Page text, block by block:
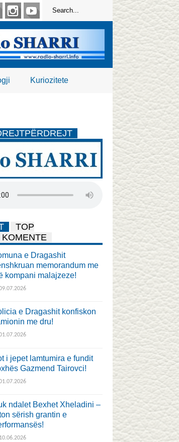
Kuriozitete
TOP
KOMENTE
e Dragashit
memorandum me
kompani malajzeze!
e Dragashit konfiskon
me dru!
i jepet lamtumira e fundit
Gazmend Tairovci!
ndalet Bexhet Xheladini –
sërish grantin e
10.06.2026